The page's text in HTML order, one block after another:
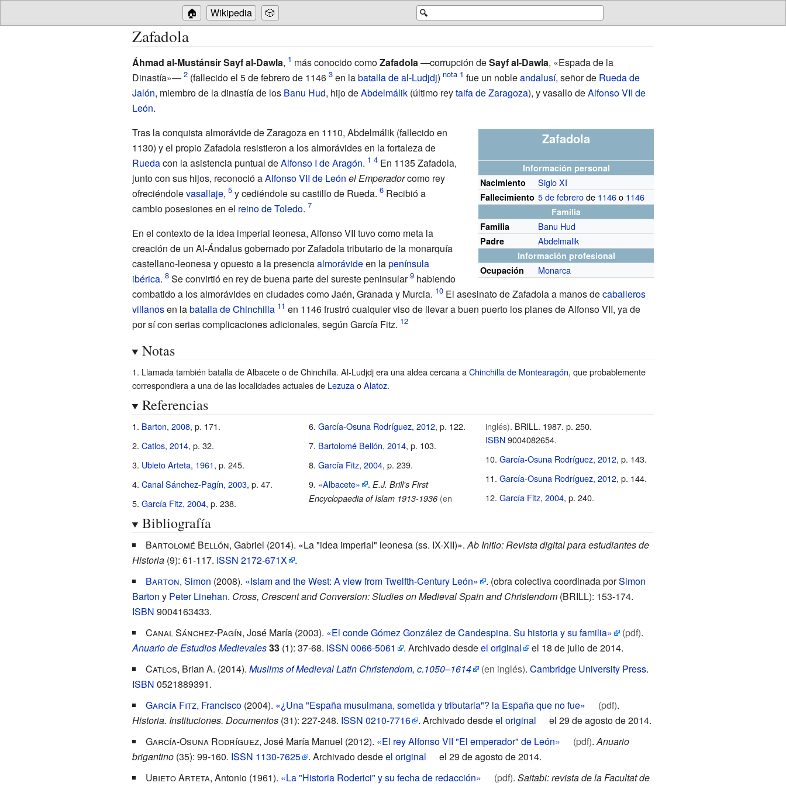
🔍
🏠 Wikipedia 🎲
Zafadola
Áhmad al-Mustánsir Sayf al-Dawla, más conocido comoZafadola —corrupción deSayf al-Dawla, «Espada de la
Dinastía»— (fallecido el 5 de febrero de 1146 en labatalla de al-Ludjdj) fue un nobleandalusí, señor de Rueda de
Jalón, miembro de la dinastía de los Banu Hud, hijo deAbdelmálik(último reytaifa de Zaragoza), y vasallo deAlfonso VII de
León.
Zafadola
Información personal
Nacimiento
Siglo XI
Fallecimiento 5 de febrerode 1146o 1146
Familia
Familia
Banu Hud
Padre Abdelmalik
Información profesional
Ocupación
Monarca
Tras la conquista almorávide de Zaragoza en 1110, Abdelmálik (fallecido en
1130) y el propio Zafadola resistieron a los almorávides en la fortaleza de
Ruedacon la asistencia puntual deAlfonso I de Aragón.
En 1135 Zafadola,
junto con sus hijos, reconoció aAlfonso VII de León el Emperadorcomo rey
ofreciéndolevasallaje, y cediéndole su castillo de Rueda. Recibió a
cambio posesiones en el reino de Toledo.
En el contexto de la idea imperial leonesa, Alfonso VII tuvo como meta la
creación de un Al-Ándalus gobernado por Zafadola tributario de la monarquía
castellano-leonesa y opuesto a la presenciaalmorávideen lapenínsula
ibérica. Se convirtió en rey de buena parte del sureste peninsular habiendo
combatido a los almorávides en ciudades como Jaén, Granada y Murcia.
El asesinato de Zafadola a manos decaballeros
villanosen labatalla de Chinchilla
en 1146 frustró cualquier viso de llevar a buen puerto los planes de Alfonso VII, ya de
por sí con serias complicaciones adicionales, según García Fitz.
Notas
Llamada también batalla de Albacete o de Chinchilla. Al-Ludjdj era una aldea cercana aChinchilla de Montearagón, que probablemente
correspondiera a una de las localidades actuales de LezuzaoAlatoz.
Referencias
Barton, 2008, p. 171.
Catlos, 2014, p. 32.
Ubieto Arteta, 1961, p. 245.
Canal Sánchez-Pagín, 2003, p. 47.
García Fitz, 2004, p. 238.
García-Osuna Rodríguez, 2012, p. 122.
Bartolomé Bellón, 2014, p. 103.
García Fitz, 2004, p. 239.
«Albacete»
. E.J. Brill's First
Encyclopaedia of Islam 1913-1936 (en
inglés). BRILL. 1987. p. 250.
ISBN 9004082654.
García-Osuna Rodríguez, 2012, p. 143.
García-Osuna Rodríguez, 2012, p. 144.
García Fitz, 2004, p. 240.
Bibliografía
Bartolomé Bellón, Gabriel (2014). «La "idea imperial" leonesa (ss. IX-XII)».Ab Initio: Revista digital para estudiantes de
Historia(9): 61-117. ISSN 2172-671X .
Barton, Simon (2008). «Islam and the West: A view from Twelfth-Century León» . (obra colectiva coordinada porSimon
Barton y Peter Linehan. Cross, Crescent and Conversion: Studies on Medieval Spain and Christendom(BRILL): 153-174.
ISBN 9004163433.
Canal Sánchez-Pagín, José María (2003). «El conde Gómez González de Candespina. Su historia y su familia» (pdf).
Anuario de Estudios Medievales33(1): 37-68. ISSN 0066-5061 . Archivado desdeel original el 18 de julio de 2014.
Catlos, Brian A. (2014). Muslims of Medieval Latin Christendom, c.1050–1614 (en inglés). Cambridge University Press.
ISBN 0521889391.
García Fitz, Francisco(2004). «¿Una "España musulmana, sometida y tributaria"? la España que no fue» (pdf).
Historia. Instituciones. Documentos(31): 227-248. ISSN 0210-7716 . Archivado desdeel original
el 29 de agosto de 2014.
García-Osuna Rodríguez, José María Manuel (2012). «El rey Alfonso VII "El emperador" de León» (pdf).Anuario
brigantino(35): 99-160. ISSN 1130-7625 . Archivado desdeel original
el 29 de agosto de 2014.
Ubieto Arteta, Antonio (1961). «La "Historia Roderici" y su fecha de redacción» (pdf). Saitabi: revista de la Facultat de